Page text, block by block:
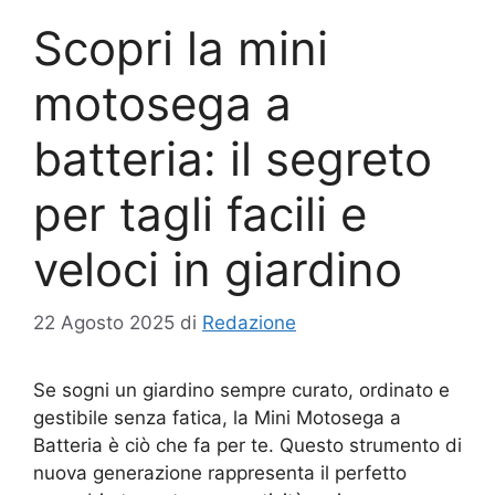
Scopri la mini
motosega a
batteria: il segreto
per tagli facili e
veloci in giardino
22 Agosto 2025 di Redazione
Se sogni un giardino sempre curato, ordinato e
gestibile senza fatica, la Mini Motosega a
Batteria è ciò che fa per te. Questo strumento di
nuova generazione rappresenta il perfetto